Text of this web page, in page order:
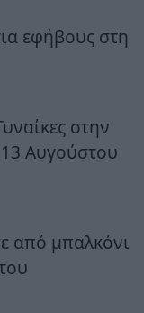
εφήβους στη
στην
Αυγούστου
από μπαλκόνι